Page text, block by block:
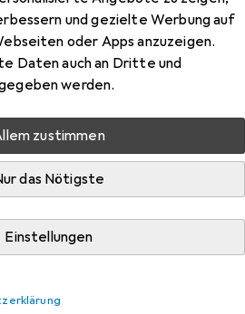
und gezielte Werbung auf
oder Apps anzuzeigen.
Daten auch an Dritte und
werden.
zustimmen
das Nötigste
Einstellungen
20mm
SecuTec®
Zubehör zum Produkt Picard